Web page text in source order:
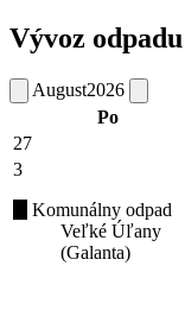
Vývoz odpadu
August2026
Po
27
3
Komunálny odpad
Veľké Úľany
(Galanta)